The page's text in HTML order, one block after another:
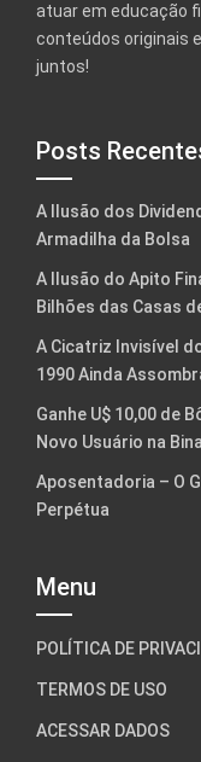
atuar em educação
conteúdos originais
juntos!
Posts
A Ilusão dos
Armadilha da Bolsa
A Ilusão do Apito
Bilhões das Casas
A Cicatriz Invisível
1990 Ainda
Ganhe U$ 10,00 de
Novo Usuário na
Aposentadoria – O
Perpétua
Menu
POLÍTICA DE
TERMOS DE USO
ACESSAR DADOS